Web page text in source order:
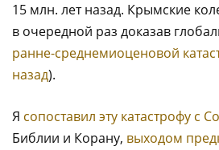
15 млн. лет назад. Крымские
в очередной раз доказав
ранне-среднемиоценовой
назад).
Я сопоставил эту катастрофу с
Библии и Корану, выходом